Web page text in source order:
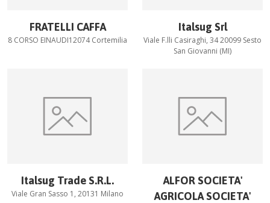
FRATELLI CAFFA
8 CORSO EINAUDI12074 Cortemilia
Italsug Srl
Viale F.lli Casiraghi, 34 20099 Sesto
San Giovanni (MI)
Italsug Trade S.R.L.
Viale Gran Sasso 1, 20131 Milano
ALFOR SOCIETA'
AGRICOLA SOCIETA'